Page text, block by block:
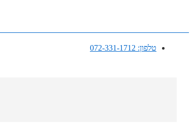
טלפון: 072-331-1712